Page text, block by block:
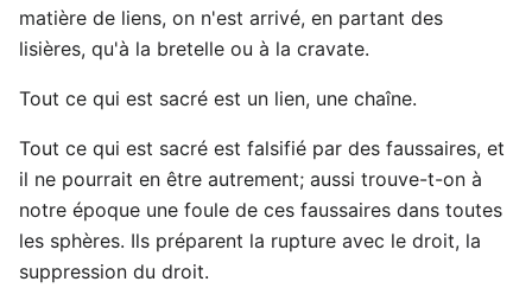
matière de liens, on n'est arrivé, en partant des
lisières, qu'à la bretelle ou à la cravate.
Tout ce qui est sacré est un lien, une chaîne.
Tout ce qui est sacré est falsifié par des faussaires, et
il ne pourrait en être autrement; aussi trouve-t-on à
notre époque une foule de ces faussaires dans toutes
les sphères. Ils préparent la rupture avec le droit, la
suppression du droit.